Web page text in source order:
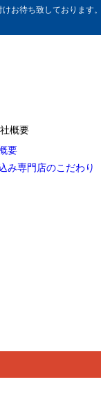
お待ち致しております
概要
要
み専門店のこだわり